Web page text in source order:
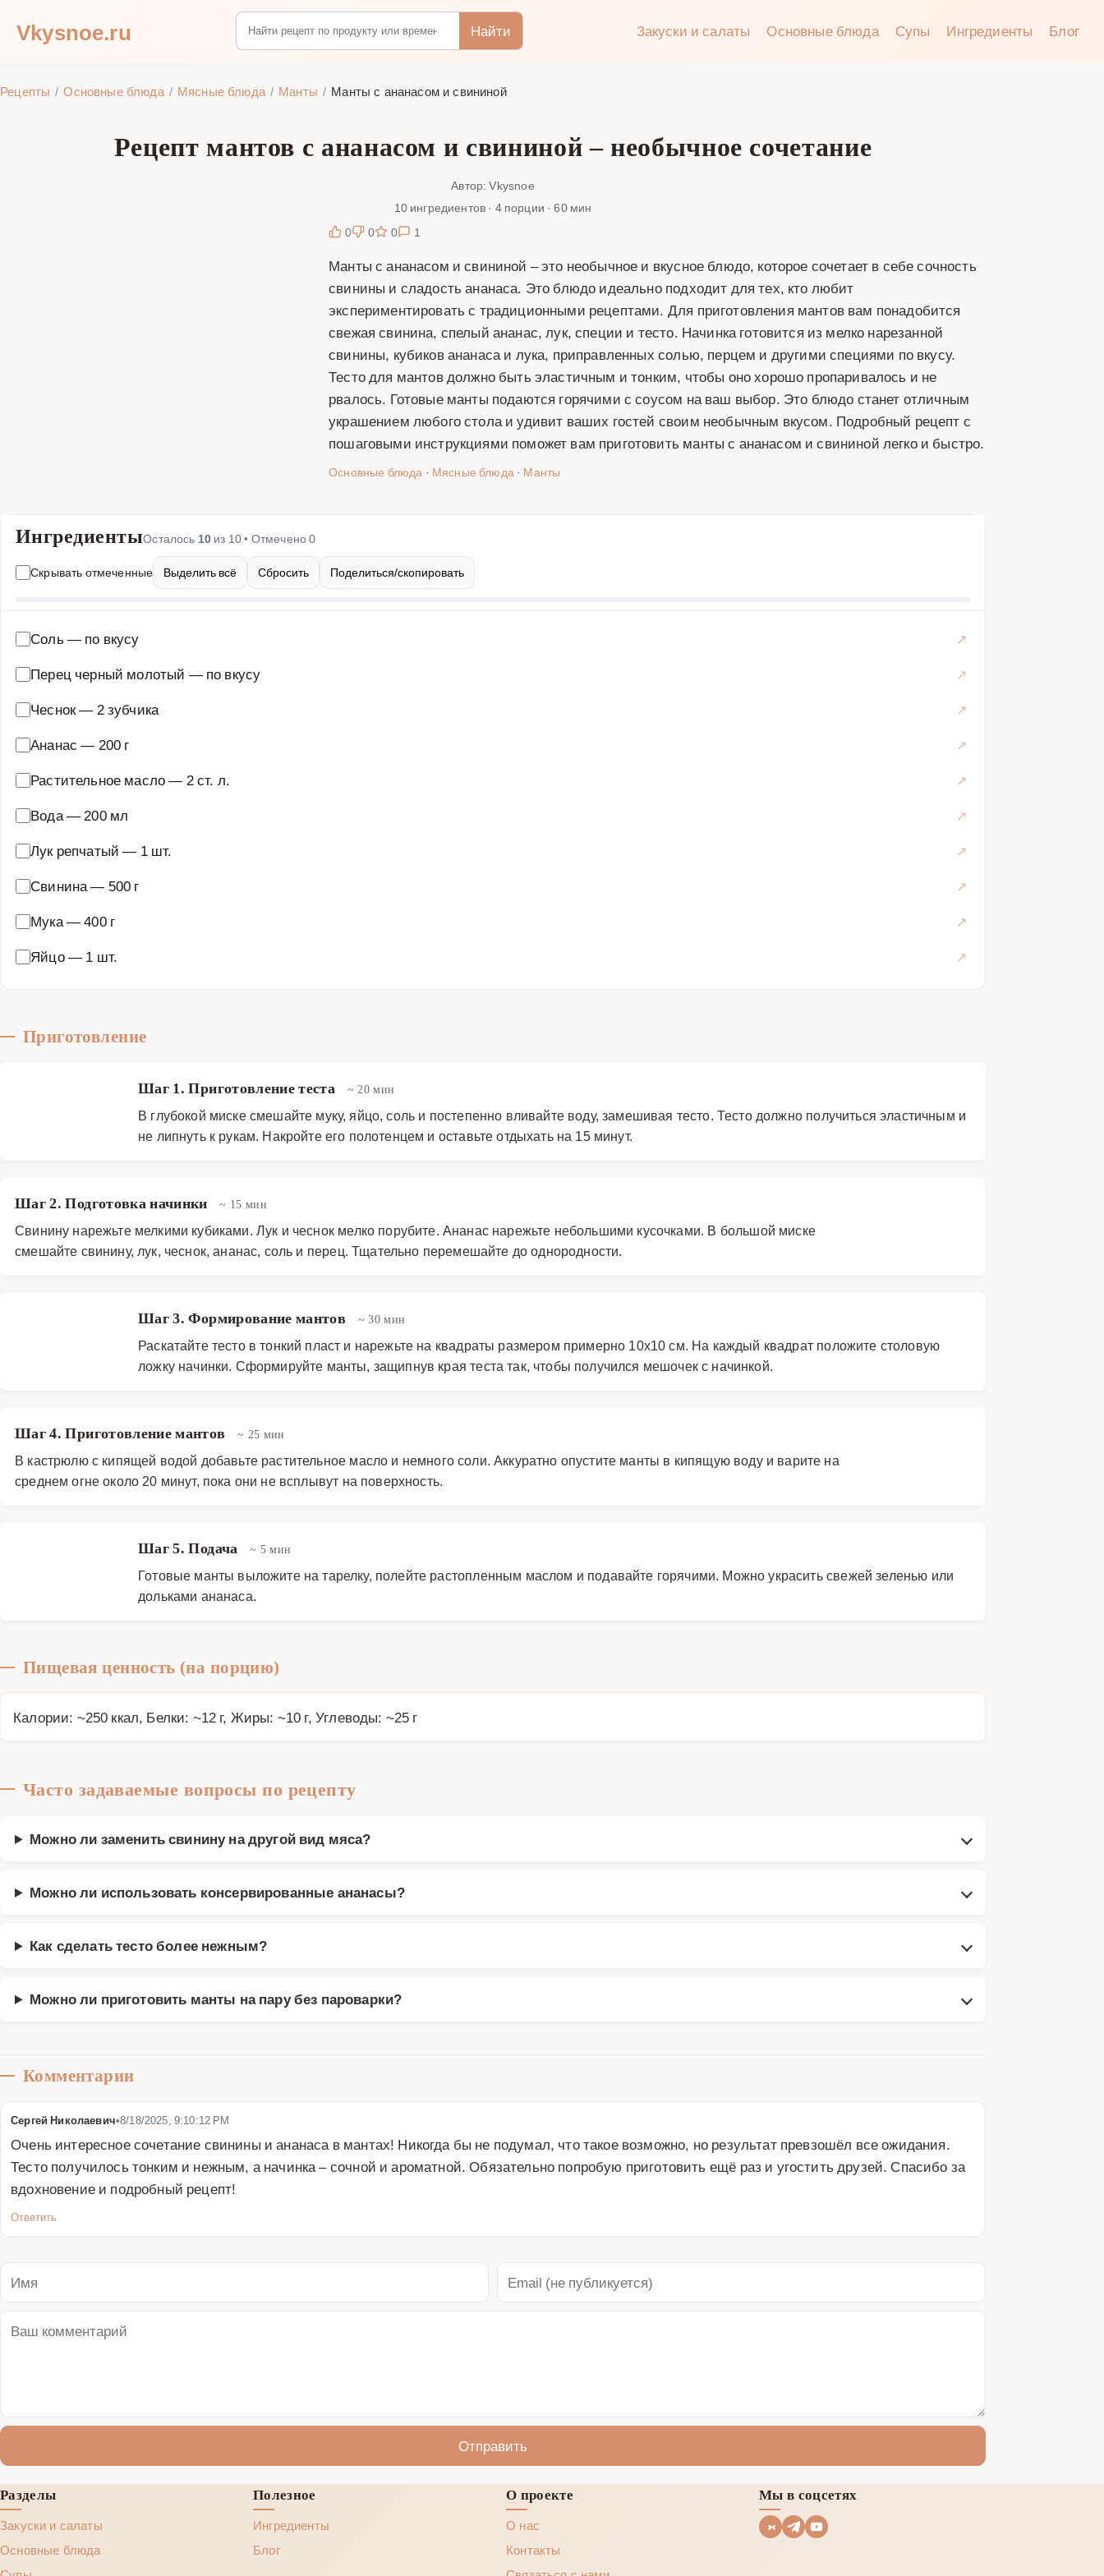
Vkysnoe.ru Найти Закуски и салаты Основные блюда Супы Ингредиенты Блог
Рецепты Основные блюда Мясные блюда Манты Манты с ананасом и свининой
Рецепт мантов с ананасом и свининой – необычное сочетание
Автор: Vkysnoe
10 ингредиентов · 4 порции · 60 мин
0
0 0 1
Манты с ананасом и свининой – это необычное и вкусное блюдо, которое сочетает в себе сочность
свинины и сладость ананаса. Это блюдо идеально подходит для тех, кто любит
экспериментировать с традиционными рецептами. Для приготовления мантов вам понадобится
свежая свинина, спелый ананас, лук, специи и тесто. Начинка готовится из мелко нарезанной
свинины, кубиков ананаса и лука, приправленных солью, перцем и другими специями по вкусу.
Тесто для мантов должно быть эластичным и тонким, чтобы оно хорошо пропаривалось и не
рвалось. Готовые манты подаются горячими с соусом на ваш выбор. Это блюдо станет отличным
украшением любого стола и удивит ваших гостей своим необычным вкусом. Подробный рецепт с
пошаговыми инструкциями поможет вам приготовить манты с ананасом и свининой легко и быстро.
Основные блюда · Мясные блюда· Манты
ИнгредиентыОсталось 10 из 10• Отмечено0
Скрывать отмеченные Выделить всё Сбросить Поделиться/скопировать
Соль — по вкусу
Перец черный молотый — по вкусу
Чеснок— 2 зубчика
Ананас — 200 г
Растительное масло— 2 ст. л.
Вода— 200 мл
Лук репчатый — 1 шт.
Свинина— 500 г
Мука—400 г
Яйцо— 1 шт.
Приготовление
Шаг 1. Приготовление теста ~ 20 мин
В глубокой миске смешайте муку, яйцо, соль и постепенно вливайте воду, замешивая тесто. Тесто должно получиться эластичным и
не липнуть к рукам. Накройте его полотенцем и оставьте отдыхать на 15 минут.
Шаг 2. Подготовка начинки ~ 15 мин
Свинину нарежьте мелкими кубиками. Лук и чеснок мелко порубите. Ананас нарежьте небольшими кусочками. В большой миске
смешайте свинину, лук, чеснок, ананас, соль и перец. Тщательно перемешайте до однородности.
Шаг 3. Формирование мантов ~ 30 мин
Раскатайте тесто в тонкий пласт и нарежьте на квадраты размером примерно 10х10 см. На каждый квадрат положите столовую
ложку начинки. Сформируйте манты, защипнув края теста так, чтобы получился мешочек с начинкой.
Шаг 4. Приготовление мантов ~ 25 мин
В кастрюлю с кипящей водой добавьте растительное масло и немного соли. Аккуратно опустите манты в кипящую воду и варите на
среднем огне около 20 минут, пока они не всплывут на поверхность.
Шаг 5. Подача ~ 5 мин
Готовые манты выложите на тарелку, полейте растопленным маслом и подавайте горячими. Можно украсить свежей зеленью или
дольками ананаса.
Пищевая ценность (на порцию)
Калории: ~250 ккал, Белки: ~12 г, Жиры: ~10 г, Углеводы: ~25 г
Часто задаваемые вопросы по рецепту
Можно ли заменить свинину на другой вид мяса?
Можно ли использовать консервированные ананасы?
Как сделать тесто более нежным?
Можно ли приготовить манты на пару без пароварки?
Комментарии
Сергей Николаевич•8/18/2025, 9:10:12 PM
Очень интересное сочетание свинины и ананаса в мантах! Никогда бы не подумал, что такое возможно, но результат превзошёл все ожидания.
Тесто получилось тонким и нежным, а начинка – сочной и ароматной. Обязательно попробую приготовить ещё раз и угостить друзей. Спасибо за
вдохновение и подробный рецепт!
Ответить
Отправить
Разделы
Закуски и салаты
Основные блюда
Полезное
Ингредиенты
Блог
О проекте
О нас
Контакты
Мы в соцсетях